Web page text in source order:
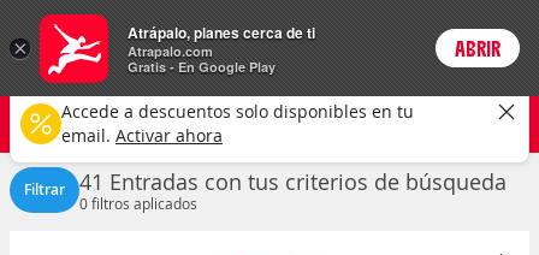
Entradas Login
Peru
Cualquier tipo Selecciona una fecha
CAMBIAR
Filtrar 41 Entradas con tus criterios de búsqueda
0filtros aplicados
×
Atrápalo, planes cerca de ti
Atrapalo.com
Gratis - En Google Play
ABRIR
Accede a descuentos solo disponibles en tu
email. Activar ahora